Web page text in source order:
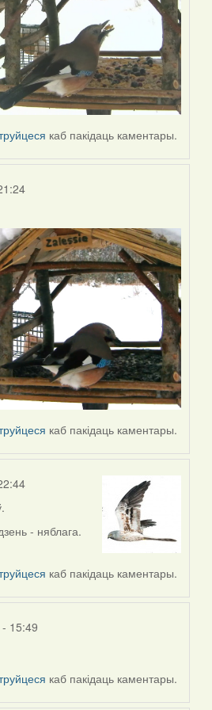
каб пакідаць каментары.
каб пакідаць каментары.
- няблага.
каб пакідаць каментары.
15:49
каб пакідаць каментары.